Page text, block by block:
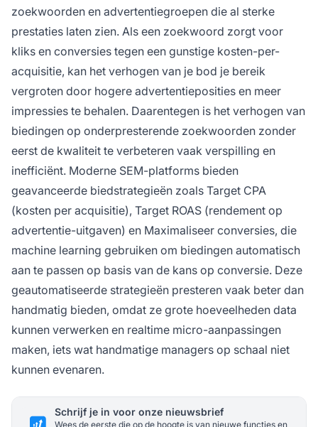
zoekwoorden en advertentiegroepen die al sterke
prestaties laten zien. Als een zoekwoord zorgt voor
kliks en conversies tegen een gunstige kosten-per-
acquisitie, kan het verhogen van je bod je bereik
vergroten door hogere advertentieposities en meer
impressies te behalen. Daarentegen is het verhogen van
biedingen op onderpresterende zoekwoorden zonder
eerst de kwaliteit te verbeteren vaak verspilling en
inefficiënt. Moderne SEM-platforms bieden
geavanceerde biedstrategieën zoals Target CPA
(kosten per acquisitie), Target ROAS (rendement op
advertentie-uitgaven) en Maximaliseer conversies, die
machine learning gebruiken om biedingen automatisch
aan te passen op basis van de kans op conversie. Deze
geautomatiseerde strategieën presteren vaak beter dan
handmatig bieden, omdat ze grote hoeveelheden data
kunnen verwerken en realtime micro-aanpassingen
maken, iets wat handmatige managers op schaal niet
kunnen evenaren.
Schrijf je in voor onze nieuwsbrief
Wees de eerste die op de hoogte is van nieuwe functies en